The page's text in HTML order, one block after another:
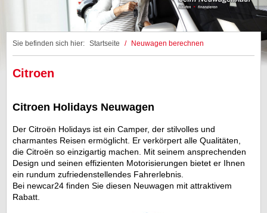
Sie befinden sich hier: Startseite / Neuwagen berechnen
Citroen
Citroen Holidays Neuwagen
Der Citroën Holidays ist ein Camper, der stilvolles und
charmantes Reisen ermöglicht. Er verkörpert alle Qualitäten,
die Citroën so einzigartig machen. Mit seinem ansprechenden
Design und seinen effizienten Motorisierungen bietet er Ihnen
ein rundum zufriedenstellendes Fahrerlebnis.
Bei newcar24 finden Sie diesen Neuwagen mit attraktivem
Rabatt.